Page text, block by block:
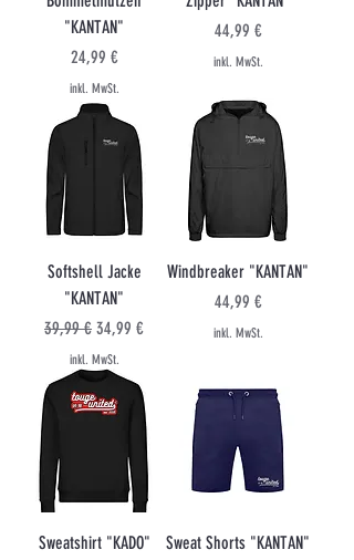
"KANTAN"
Preis
24,99 €
inkl. MwSt.
Preis
44,99 €
inkl. MwSt.
Softshell Jacke
"KANTAN"
Standardpreis
39,99 € Sale-Preis
34,99 €
inkl. MwSt.
Windbreaker "KANTAN"
Preis
44,99 €
inkl. MwSt.
Sweatshirt "KADO"
Sweat Shorts "KANTAN"